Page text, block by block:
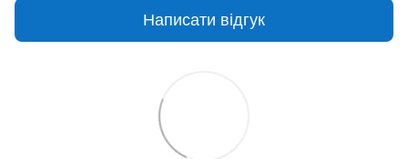
Написати відгук